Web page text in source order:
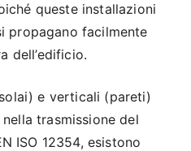
queste installazioni
propagano facilmente
dell’edificio.
e verticali (pareti)
trasmissione del
ISO 12354, esistono